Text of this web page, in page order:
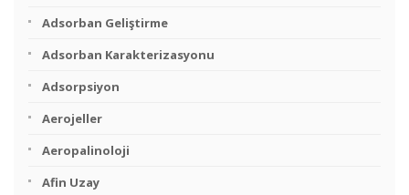
Adsorban Geliştirme
Adsorban Karakterizasyonu
Adsorpsiyon
Aerojeller
Aeropalinoloji
Afin Uzay